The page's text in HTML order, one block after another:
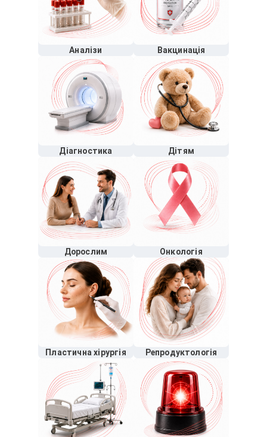
Аналізи Вакцинація
Діагностика Дітям
Дорослим Онкологія
Пластична хірургія Репродуктологія